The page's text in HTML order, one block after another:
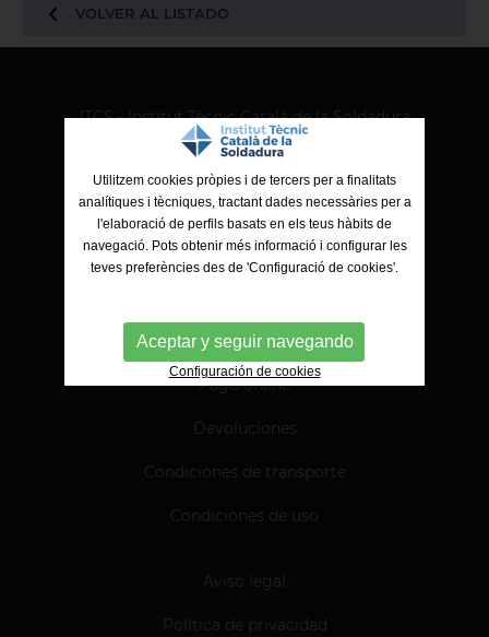
VOLVER AL LISTADO
ITCS - Institut Tècnic Català de la Soldadura
Ctra. de Molins de Rei a Sabadell, 79, Nau 8 bis
08191 Rubí (Barcelona)
Pago online
Devoluciones
Condiciones de transporte
Condiciones de uso
Aviso legal
Política de privacidad
Utilitzem cookies pròpies i de tercers per a finalitats
analítiques i tècniques, tractant dades necessàries per a
l'elaboració de perfils basats en els teus hàbits de
navegació. Pots obtenir més informació i configurar les
teves preferències des de 'Configuració de cookies'.
Aceptar y seguir navegando
Configuración de cookies